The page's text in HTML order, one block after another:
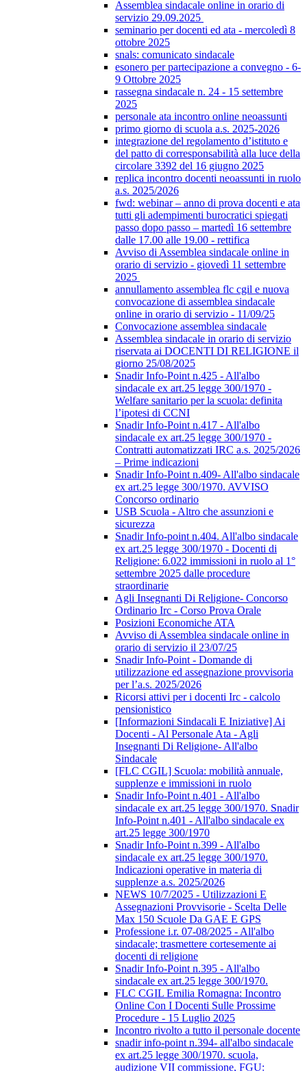
Assemblea sindacale online in orario di
servizio 29.09.2025
seminario per docenti ed ata - mercoledì 8
ottobre 2025
snals: comunicato sindacale
esonero per partecipazione a convegno - 6-
9 Ottobre 2025
rassegna sindacale n. 24 - 15 settembre
2025
personale ata incontro online neoassunti
primo giorno di scuola a.s. 2025-2026
integrazione del regolamento d’istituto e
del patto di corresponsabilità alla luce della
circolare 3392 del 16 giugno 2025
replica incontro docenti neoassunti in ruolo
a.s. 2025/2026
fwd: webinar – anno di prova docenti e ata
tutti gli adempimenti burocratici spiegati
passo dopo passo – martedì 16 settembre
dalle 17.00 alle 19.00 - rettifica
Avviso di Assemblea sindacale online in
orario di servizio - giovedì 11 settembre
2025
annullamento assemblea flc cgil e nuova
convocazione di assemblea sindacale
online in orario di servizio - 11/09/25
Convocazione assemblea sindacale
Assemblea sindacale in orario di servizio
riservata ai DOCENTI DI RELIGIONE il
giorno 25/08/2025
Snadir Info-Point n.425 - All'albo
sindacale ex art.25 legge 300/1970 -
Welfare sanitario per la scuola: definita
l’ipotesi di CCNI
Snadir Info-Point n.417 - All'albo
sindacale ex art.25 legge 300/1970 -
Contratti automatizzati IRC a.s. 2025/2026
– Prime indicazioni
Snadir Info-Point n.409- All'albo sindacale
ex art.25 legge 300/1970. AVVISO
Concorso ordinario
USB Scuola - Altro che assunzioni e
sicurezza
Snadir Info-point n.404. All'albo sindacale
ex art.25 legge 300/1970 - Docenti di
Religione: 6.022 immissioni in ruolo al 1°
settembre 2025 dalle procedure
straordinarie
Agli Insegnanti Di Religione- Concorso
Ordinario Irc - Corso Prova Orale
Posizioni Economiche ATA
Avviso di Assemblea sindacale online in
orario di servizio il 23/07/25
Snadir Info-Point - Domande di
utilizzazione ed assegnazione provvisoria
per l’a.s. 2025/2026
Ricorsi attivi per i docenti Irc - calcolo
pensionistico
[Informazioni Sindacali E Iniziative] Ai
Docenti - Al Personale Ata - Agli
Insegnanti Di Religione- All'albo
Sindacale
[FLC CGIL] Scuola: mobilità annuale,
supplenze e immissioni in ruolo
Snadir Info-Point n.401 - All'albo
sindacale ex art.25 legge 300/1970. Snadir
Info-Point n.401 - All'albo sindacale ex
art.25 legge 300/1970
Snadir Info-Point n.399 - All'albo
sindacale ex art.25 legge 300/1970.
Indicazioni operative in materia di
supplenze a.s. 2025/2026
NEWS 10/7/2025 - Utilizzazioni E
Assegnazioni Provvisorie - Scelta Delle
Max 150 Scuole Da GAE E GPS
Professione i.r. 07-08/2025 - All'albo
sindacale; trasmettere cortesemente ai
docenti di religione
Snadir Info-Point n.395 - All'albo
sindacale ex art.25 legge 300/1970.
FLC CGIL Emilia Romagna: Incontro
Online Con I Docenti Sulle Prossime
Procedure - 15 Luglio 2025
Incontro rivolto a tutto il personale docente
snadir info-point n.394- all'albo sindacale
ex art.25 legge 300/1970. scuola,
audizione VII commissione, FGU: